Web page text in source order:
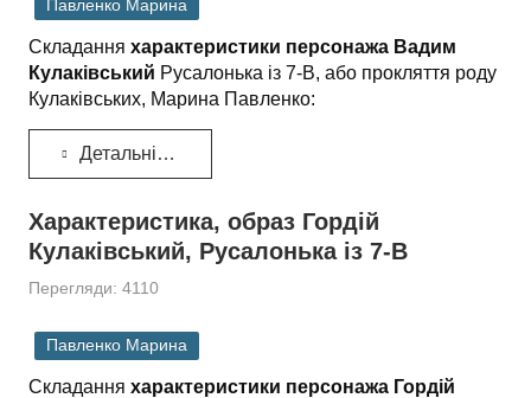
Павленко Марина
Складання характеристики персонажа Вадим
Кулаківський Русалонька із 7-В, або прокляття роду
Кулаківських, Марина Павленко:
Детальніше...
Характеристика, образ Гордій
Кулаківський, Русалонька із 7-В
Перегляди: 4110
Павленко Марина
Складання характеристики персонажа Гордій